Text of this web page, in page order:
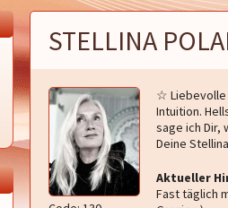
STELLINA
☆ Liebevolle
Intuition.
sage ich Dir,
Deine
Aktueller
Fast täglich